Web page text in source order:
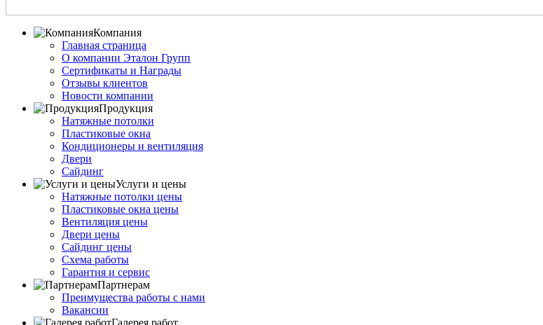
Компания
Главная страница
О компании Эталон Групп
Сертификаты и Награды
Отзывы клиентов
Новости компании
Продукция
Натяжные потолки
Пластиковые окна
Кондиционеры и вентиляция
Двери
Сайдинг
Услуги и цены
Натяжные потолки цены
Пластиковые окна цены
Вентиляция цены
Двери цены
Сайдинг цены
Схема работы
Гарантия и сервис
Партнерам
Преимущества работы с нами
Вакансии
Галерея работ